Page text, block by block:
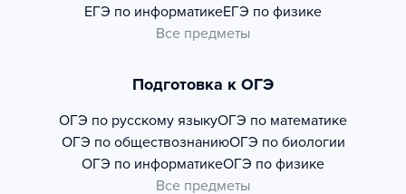
ЕГЭ по информатикеЕГЭ по физике
Все предметы
Подготовка к ОГЭ
ОГЭ по русскому языкуОГЭ по математике
ОГЭ по обществознаниюОГЭ по биологии
ОГЭ по информатикеОГЭ по физике
Все предметы